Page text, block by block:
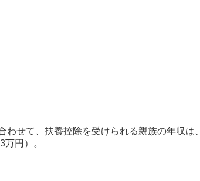
わせて、扶養控除を受けられる親族の年収は、
円）。